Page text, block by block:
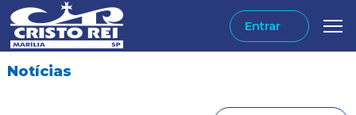
Entrar
Notícias